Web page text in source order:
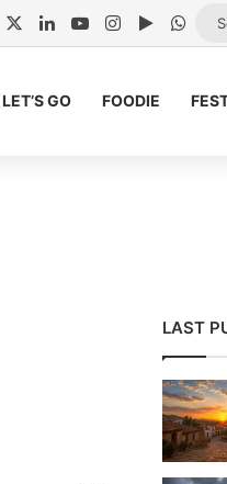
FacebookLinkedInYouTubeInstagram
Google
LET’S GO FOODIE
LAST